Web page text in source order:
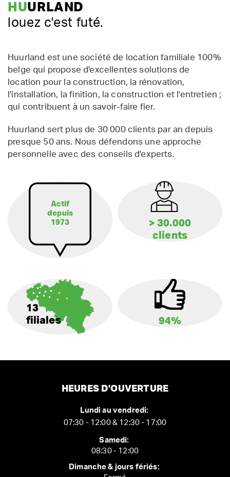
HUURLAND
louez c'est futé.
Huurland est une société de location familiale 100%
belge qui propose d'excellentes solutions de
location pour la construction, la rénovation,
l'installation, la finition, la construction et l'entretien ;
qui contribuent à un savoir-faire fier.
Huurland sert plus de 30 000 clients par an depuis
presque 50 ans. Nous défendons une approche
personnelle avec des conseils d'experts.
Actif
depuis
1973
> 30.000
clients
13
filiales
94%
HEURES D'OUVERTURE
Lundi au vendredi:
07:30 - 12:00 & 12:30 - 17:00
Samedi:
08:30 - 12:00
Dimanche & jours fériés: